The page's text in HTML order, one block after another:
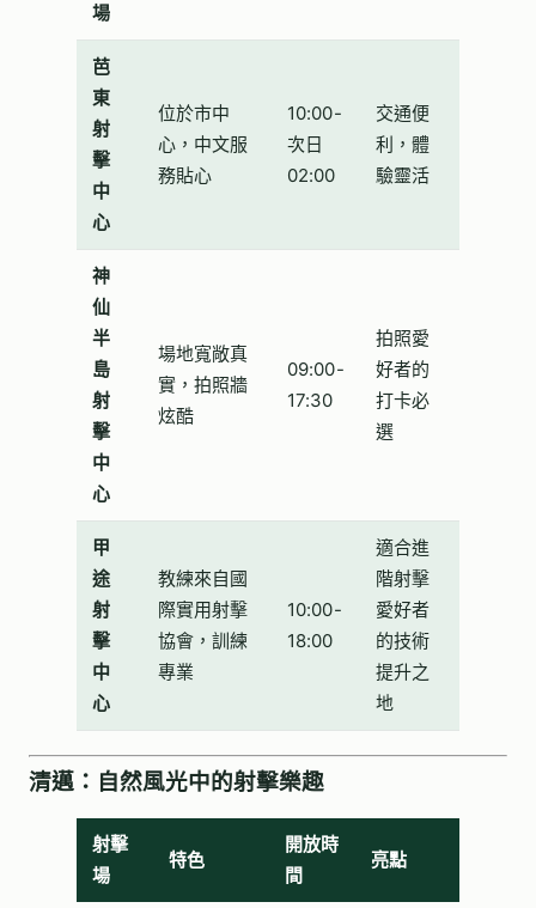
場
芭
東
射
擊
中
心
位於市中
心，中文服
務貼心
10:00-
次日
02:00
交通便
利，體
驗靈活
神
仙
半
島
射
擊
中
心
場地寬敞真
實，拍照牆
炫酷
09:00-
17:30
拍照愛
好者的
打卡必
選
甲
途
射
擊
中
心
教練來自國
際實用射擊
協會，訓練
專業
10:00-
18:00
適合進
階射擊
愛好者
的技術
提升之
地
清邁：自然風光中的射擊樂趣
射擊
場
特色
開放時
間
亮點